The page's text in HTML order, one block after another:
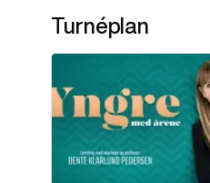
Turnéplan